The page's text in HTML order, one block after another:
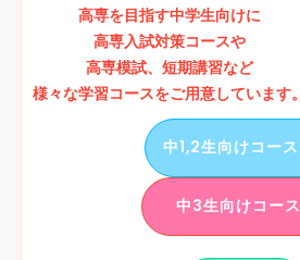
高専を目指す中学生向けに
高専入試対策コースや
高専模試、短期講習など
様々な学習コースをご用意しています。
中1,2生向けコース
中3生向けコース